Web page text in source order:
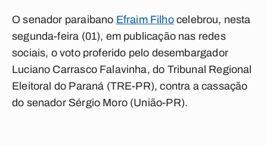
O senador paraibano Efraim Filhocelebrou, nesta
segunda-feira (01), em publicação nas redes
sociais, o voto proferido pelo desembargador
Luciano Carrasco Falavinha, do Tribunal Regional
Eleitoral do Paraná (TRE-PR), contra a cassação
do senador Sérgio Moro (União-PR).